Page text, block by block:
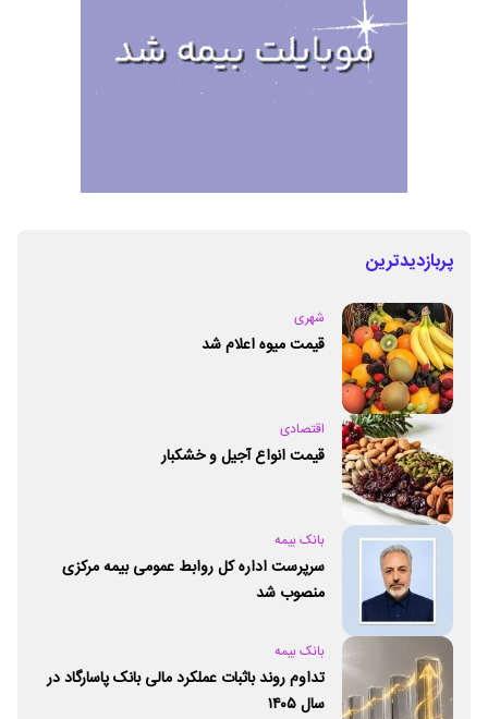
پربازدیدترین
شهری
قیمت میوه اعلام شد
اقتصادی
قیمت انواع آجیل و خشکبار
بانک بیمه
سرپرست اداره کل روابط عمومی بیمه مرکزی
منصوب شد
بانک بیمه
تداوم روند باثبات عملکرد مالی بانک پاسارگاد در
سال ۱۴۰۵